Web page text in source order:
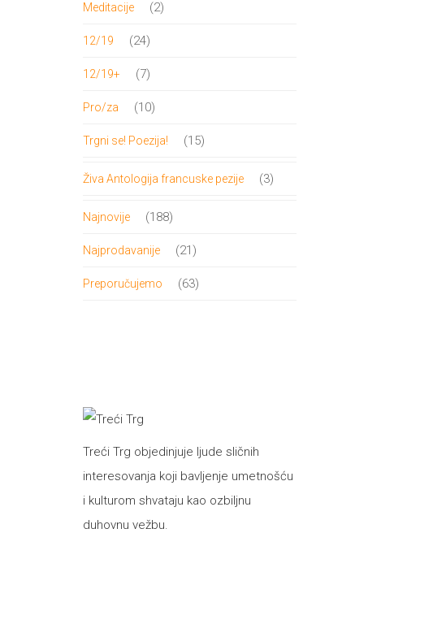
Meditacije 22
12/19 2424
12/19+ 77
Pro/za 1010
Trgni se! Poezija! 1515
Živa Antologija francuske pezije 33
Najnovije 188188
Najprodavanije 2121
Preporučujemo 6363
Treći Trg objedinjuje ljude sličnih
interesovanja koji bavljenje umetnošću
i kulturom shvataju kao ozbiljnu
duhovnu vežbu.